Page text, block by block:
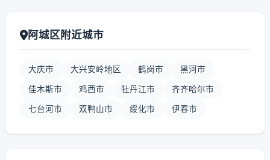
阿城区附近城市
大庆市 大兴安岭地区 鹤岗市 黑河市
佳木斯市 鸡西市 牡丹江市 齐齐哈尔市
七台河市 双鸭山市 绥化市 伊春市